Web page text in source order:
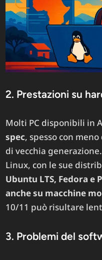
2. Prestazioni su
Molti PC disponibili in
spec, spesso con
di vecchia generazione.
Linux, con le sue
Ubuntu LTS, Fedora e
anche su macchine
10/11 può risultare
3. Problemi del